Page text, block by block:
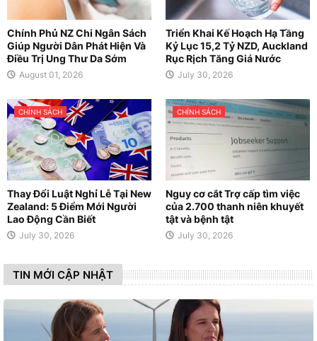
Chính Phủ NZ Chi Ngân Sách
Giúp Người Dân Phát Hiện Và
Điều Trị Ung Thư Da Sớm
August 01, 2026
Triển Khai Kế Hoạch Hạ Tầng
Kỷ Lục 15,2 Tỷ NZD, Auckland
Rục Rịch Tăng Giá Nước
July 30, 2026
CHÍNH SÁCH
Thay Đổi Luật Nghỉ Lễ Tại New
Zealand: 5 Điểm Mới Người
Lao Động Cần Biết
July 30, 2026
CHÍNH SÁCH
Nguy cơ cắt Trợ cấp tìm việc
của 2.700 thanh niên khuyết
tật và bệnh tật
July 30, 2026
TIN MỚI CẬP NHẬT